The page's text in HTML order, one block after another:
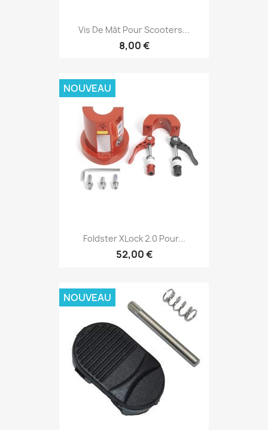
Vis De Mât Pour Scooters...
8,00 €
Foldster XLock 2.0 Pour...
52,00 €
NOUVEAU
NOUVEAU